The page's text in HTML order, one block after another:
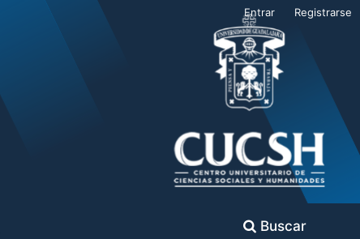
Buscar
Entrar Registrarse